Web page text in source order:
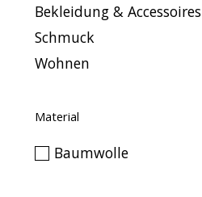
Bekleidung & Accessoires
Schmuck
Wohnen
Material
Baumwolle